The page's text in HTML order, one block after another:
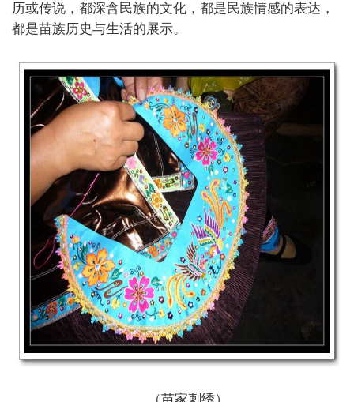
历或传说，都深含民族的文化，都是民族情感的表达，
都是苗族历史与生活的展示。